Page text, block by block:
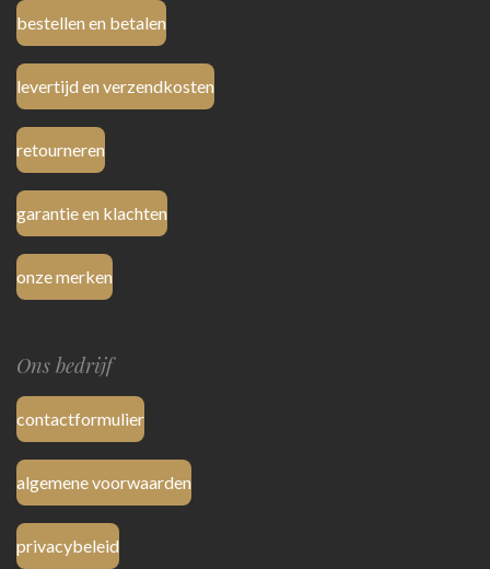
bestellen en betalen
levertijd en verzendkosten
retourneren
garantie en klachten
onze merken
Ons bedrijf
contactformulier
algemene voorwaarden
privacybeleid